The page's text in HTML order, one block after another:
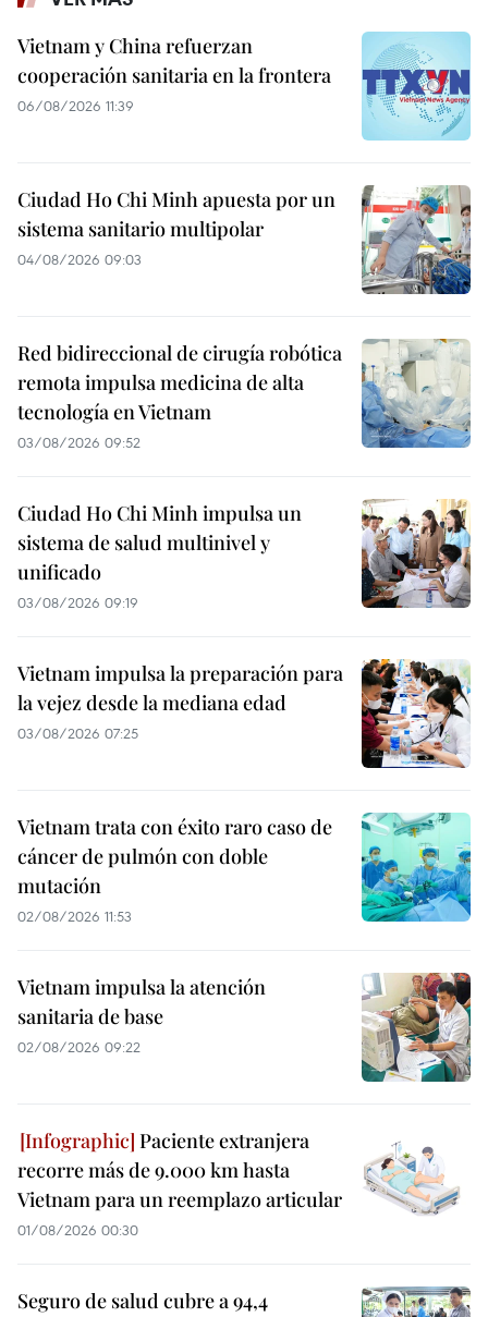
Vietnam y China refuerzan
cooperación sanitaria en la frontera
06/08/2026 11:39
Ciudad Ho Chi Minh apuesta por un
sistema sanitario multipolar
04/08/2026 09:03
Red bidireccional de cirugía robótica
remota impulsa medicina de alta
tecnología en Vietnam
03/08/2026 09:52
Ciudad Ho Chi Minh impulsa un
sistema de salud multinivel y
unificado
03/08/2026 09:19
Vietnam impulsa la preparación para
la vejez desde la mediana edad
03/08/2026 07:25
Vietnam trata con éxito raro caso de
cáncer de pulmón con doble
mutación
02/08/2026 11:53
Vietnam impulsa la atención
sanitaria de base
02/08/2026 09:22
Paciente extranjera
recorre más de 9.000 km hasta
Vietnam para un reemplazo articular
01/08/2026 00:30
Seguro de salud cubre a 94,4